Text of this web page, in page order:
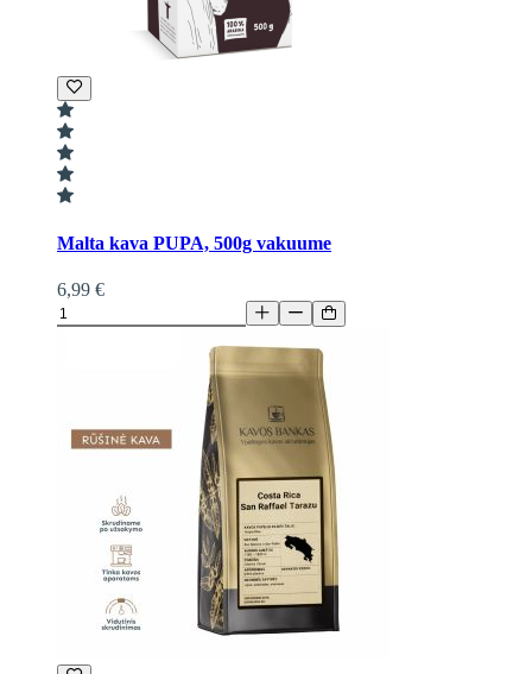
Malta kava PUPA, 500g vakuume
6,99 €